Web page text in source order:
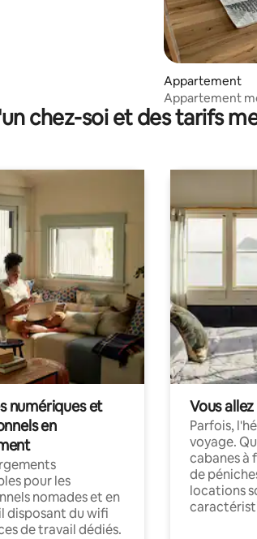
Appartement
Appartement
ferme (II) -
chez-soi et des tarifs
numériques et
en
pour les
nomades et en
disposant du wifi
de travail dédiés.
Vous
Parfois,
voyage.
cabanes à
de
locations